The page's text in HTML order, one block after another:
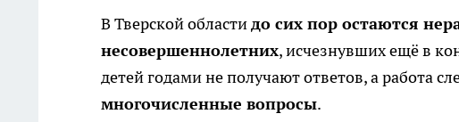
В Тверской областидо сих пор остаются
несовершеннолетних, исчезнувших ещё в
детей годами не получают ответов, а работа
многочисленные вопросы.